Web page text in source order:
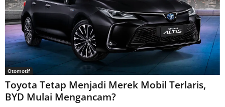
Otomotif
Toyota Tetap Menjadi Merek Mobil Terlaris,
BYD Mulai Mengancam?